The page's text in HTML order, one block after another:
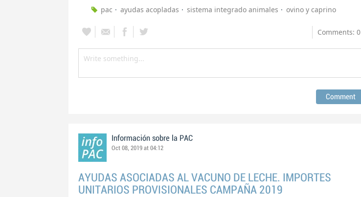
pac
ayudas acopladas sistema integrado animales ovino y caprino
Comments: 0
Información sobre la PAC
Oct 08, 2019 at 04:12
AYUDAS ASOCIADAS AL VACUNO DE LECHE. IMPORTES
UNITARIOS PROVISIONALES CAMPAÑA 2019